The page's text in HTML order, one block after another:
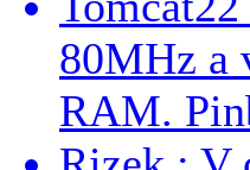
80MHz a
RAM.